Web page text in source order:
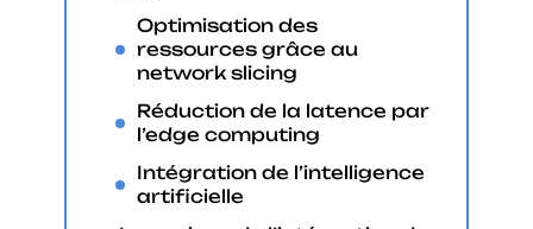
Optimisation des
ressources grâce au
network slicing
Réduction de la latence par
l’edge computing
Intégration de l’intelligence
artificielle